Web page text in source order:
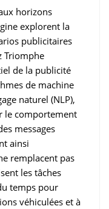
horizons
explorent la
publicitaires
Triomphe
de la publicité
de machine
naturel (NLP),
le comportement
messages
ainsi
remplacent pas
les tâches
temps pour
véhiculées et à